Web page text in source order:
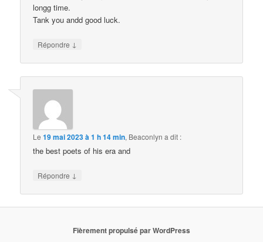
longg time.
Tank you andd good luck.
Répondre ↓
Le19 mai 2023 à 1 h 14 min, Beaconlyn a dit :
the best poets of his era and
Répondre ↓
Fièrement propulsé par WordPress